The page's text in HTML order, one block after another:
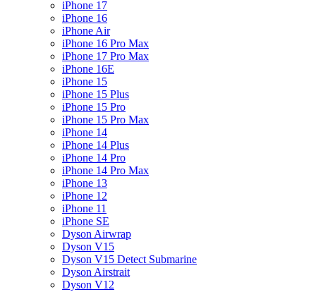
iPhone 17
iPhone 16
iPhone Air
iPhone 16 Pro Max
iPhone 17 Pro Max
iPhone 16E
iPhone 15
iPhone 15 Plus
iPhone 15 Pro
iPhone 15 Pro Max
iPhone 14
iPhone 14 Plus
iPhone 14 Pro
iPhone 14 Pro Max
iPhone 13
iPhone 12
iPhone 11
iPhone SE
Dyson Airwrap
Dyson V15
Dyson V15 Detect Submarine
Dyson Airstrait
Dyson V12